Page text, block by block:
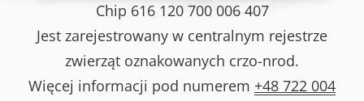
Chip 616 120 700 006 407
Jest zarejestrowany w centralnym rejestrze
zwierząt oznakowanych crzo-nrod.
Więcej informacji pod numerem +48 722 004